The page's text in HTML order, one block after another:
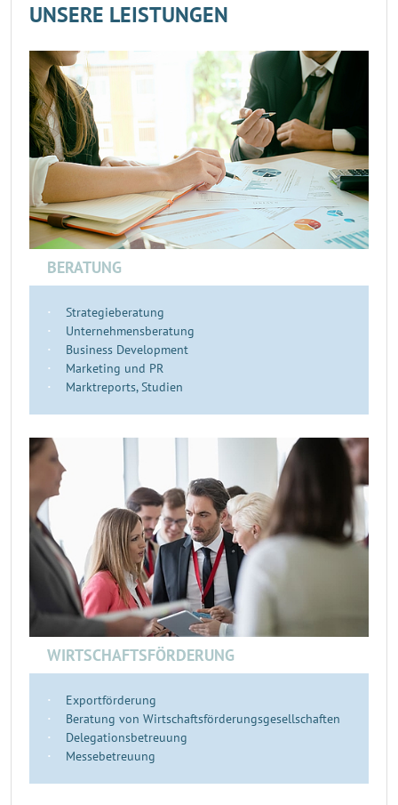
UNSERE LEISTUNGEN
BERATUNG
Strategieberatung
Unternehmensberatung
Business Development
Marketing und PR
Marktreports, Studien
WIRTSCHAFTSFÖRDERUNG
Exportförderung
Beratung von Wirtschaftsförderungsgesellschaften
Delegationsbetreuung
Messebetreuung